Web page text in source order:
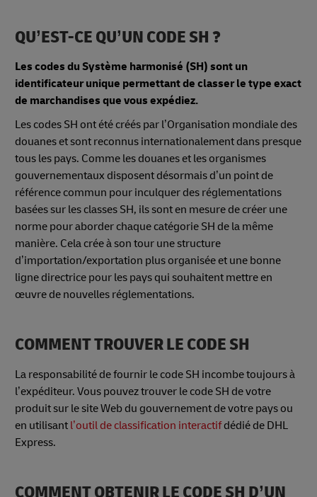
QU’EST-CE QU’UN CODE SH ?
Les codes du Système harmonisé (SH) sont un
identificateur unique permettant de classer le type exact
de marchandises que vous expédiez.
Les codes SH ont été créés par l’Organisation mondiale des
douanes et sont reconnus internationalement dans presque
tous les pays. Comme les douanes et les organismes
gouvernementaux disposent désormais d’un point de
référence commun pour inculquer des réglementations
basées sur les classes SH, ils sont en mesure de créer une
norme pour aborder chaque catégorie SH de la même
manière. Cela crée à son tour une structure
d’importation/exportation plus organisée et une bonne
ligne directrice pour les pays qui souhaitent mettre en
œuvre de nouvelles réglementations.
COMMENT TROUVER LE CODE SH
La responsabilité de fournir le code SH incombe toujours à
l’expéditeur. Vous pouvez trouver le code SH de votre
produit sur le site Web du gouvernement de votre pays ou
en utilisant l’outil de classification interactifdédié de DHL
Express.
COMMENT OBTENIR LE CODE SH D’UN